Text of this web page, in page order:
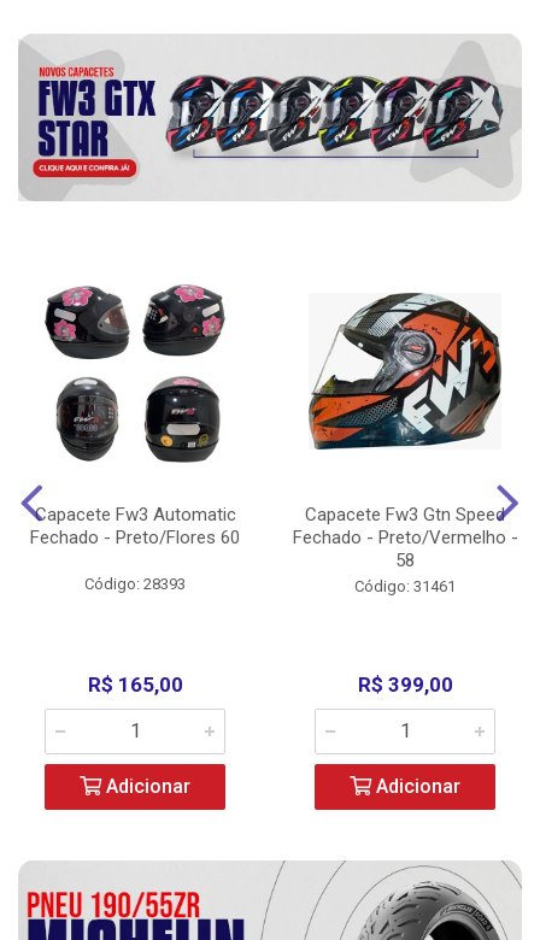
Capacete Fw3 Automatic
Fechado - Preto/Flores 60
Código: 28393
R$ 165,00
Adicionar
Capacete Fw3 Gtn Speed
Fechado - Preto/Vermelho -
58
Código: 31461
R$ 399,00
Adicionar